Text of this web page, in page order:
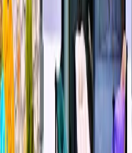
+90(242) 844-3312
info@tatilvillasi.com.tr
Başlangıç Fiyatı
6.000 /geceden
başlayan fiyatlarla
Resmi Belge
Kültür ve Turizm Bakanlığı